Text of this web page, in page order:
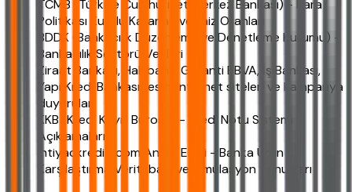
TCMB (Türkiye Cumhuriyet Merkez Bankası) - Para
Politikası Kurulu Kararları ve Faiz Oranları
BDDK (Bankacılık Düzenleme ve Denetleme Kurumu) -
Bankacılık Sektörü Verileri
Ziraat Bankası, Halkbank, Garanti BBVA, İş Bankası,
Yapı Kredi Bankası resmi internet siteleri ve kampanya
duyuruları
KKB (Kredi Kayıt Bürosu) - Kredi Notu Sistemi
Açıklamaları
ihtiyackredisi.com Analiz Ekibi - Banka Ürün
Karşılaştırma Veritabanı ve Simülasyon Sonuçları